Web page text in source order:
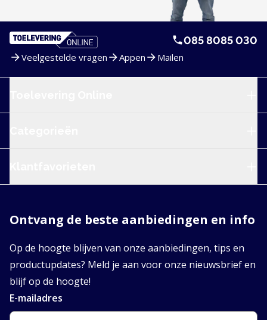
085 8085 030
Veelgestelde vragen Appen Mailen
Ontvang de beste aanbiedingen en info
Op de hoogte blijven van onze aanbiedingen, tips en
productupdates? Meld je aan voor onze nieuwsbrief en
blijf op de hoogte!
E-mailadres